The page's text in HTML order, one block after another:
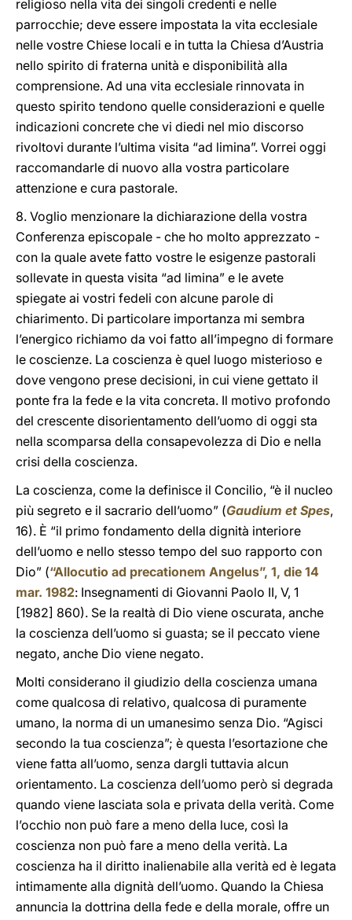
religioso nella vita dei singoli credenti e nelle
parrocchie; deve essere impostata la vita ecclesiale
nelle vostre Chiese locali e in tutta la Chiesa d’Austria
nello spirito di fraterna unità e disponibilità alla
comprensione. Ad una vita ecclesiale rinnovata in
questo spirito tendono quelle considerazioni e quelle
indicazioni concrete che vi diedi nel mio discorso
rivoltovi durante l’ultima visita “ad limina”. Vorrei oggi
raccomandarle di nuovo alla vostra particolare
attenzione e cura pastorale.
8. Voglio menzionare la dichiarazione della vostra
Conferenza episcopale - che ho molto apprezzato -
con la quale avete fatto vostre le esigenze pastorali
sollevate in questa visita “ad limina” e le avete
spiegate ai vostri fedeli con alcune parole di
chiarimento. Di particolare importanza mi sembra
l’energico richiamo da voi fatto all’impegno di formare
le coscienze. La coscienza è quel luogo misterioso e
dove vengono prese decisioni, in cui viene gettato il
ponte fra la fede e la vita concreta. Il motivo profondo
del crescente disorientamento dell’uomo di oggi sta
nella scomparsa della consapevolezza di Dio e nella
crisi della coscienza.
La coscienza, come la definisce il Concilio, “è il nucleo
più segreto e il sacrario dell’uomo” (Gaudium et Spes,
16). È “il primo fondamento della dignità interiore
dell’uomo e nello stesso tempo del suo rapporto con
Dio” (“Allocutio ad precationem Angelus”, 1, die 14
mar. 1982: Insegnamenti di Giovanni Paolo II, V, 1
[1982] 860). Se la realtà di Dio viene oscurata, anche
la coscienza dell’uomo si guasta; se il peccato viene
negato, anche Dio viene negato.
Molti considerano il giudizio della coscienza umana
come qualcosa di relativo, qualcosa di puramente
umano, la norma di un umanesimo senza Dio. “Agisci
secondo la tua coscienza”; è questa l’esortazione che
viene fatta all’uomo, senza dargli tuttavia alcun
orientamento. La coscienza dell’uomo però si degrada
quando viene lasciata sola e privata della verità. Come
l’occhio non può fare a meno della luce, così la
coscienza non può fare a meno della verità. La
coscienza ha il diritto inalienabile alla verità ed è legata
intimamente alla dignità dell’uomo. Quando la Chiesa
annuncia la dottrina della fede e della morale, offre un